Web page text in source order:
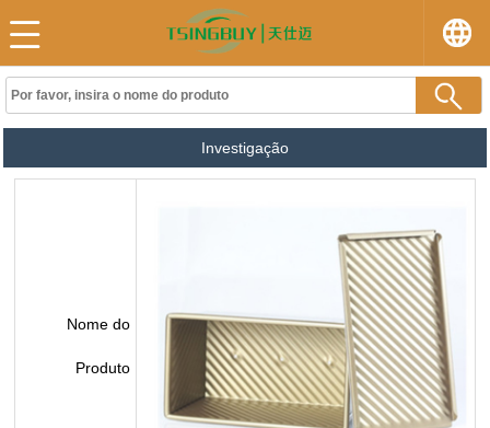
Investigação
Nome do
Produto